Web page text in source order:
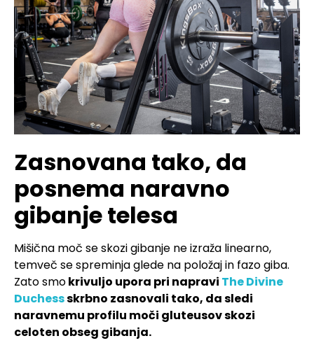
Zasnovana tako, da
posnema naravno
gibanje telesa
Mišična moč se skozi gibanje ne izraža linearno,
temveč se spreminja glede na položaj in fazo giba.
Zato smokrivuljo upora pri napravi The Divine
Duchessskrbno zasnovali tako, da sledi
naravnemu profilu moči gluteusov skozi
celoten obseg gibanja.